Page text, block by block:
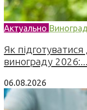
Актуально
Як
винограду 2026:...
06.08.2026